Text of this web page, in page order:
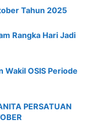
Tahun 2025
Rangka Hari Jadi
Wakil OSIS Periode
PERSATUAN